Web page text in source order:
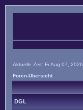
Aktuelle Zeit: Fr Aug 07,
Foren-Übersicht
DGL